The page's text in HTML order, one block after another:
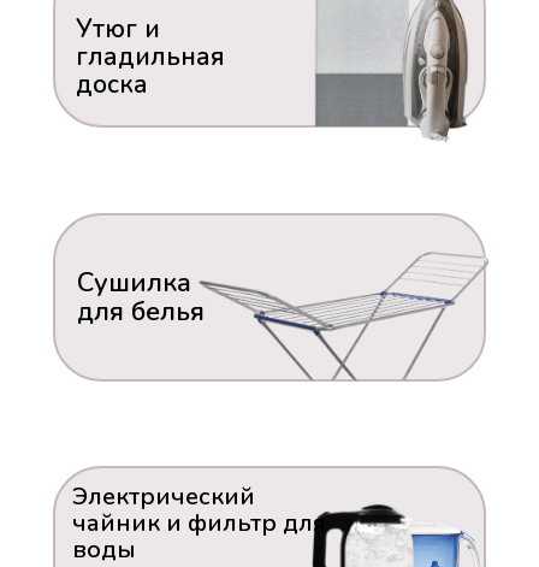
Утюг и
гладильная
доска
Сушилка
для белья
Электрический
чайник и фильтр для
воды